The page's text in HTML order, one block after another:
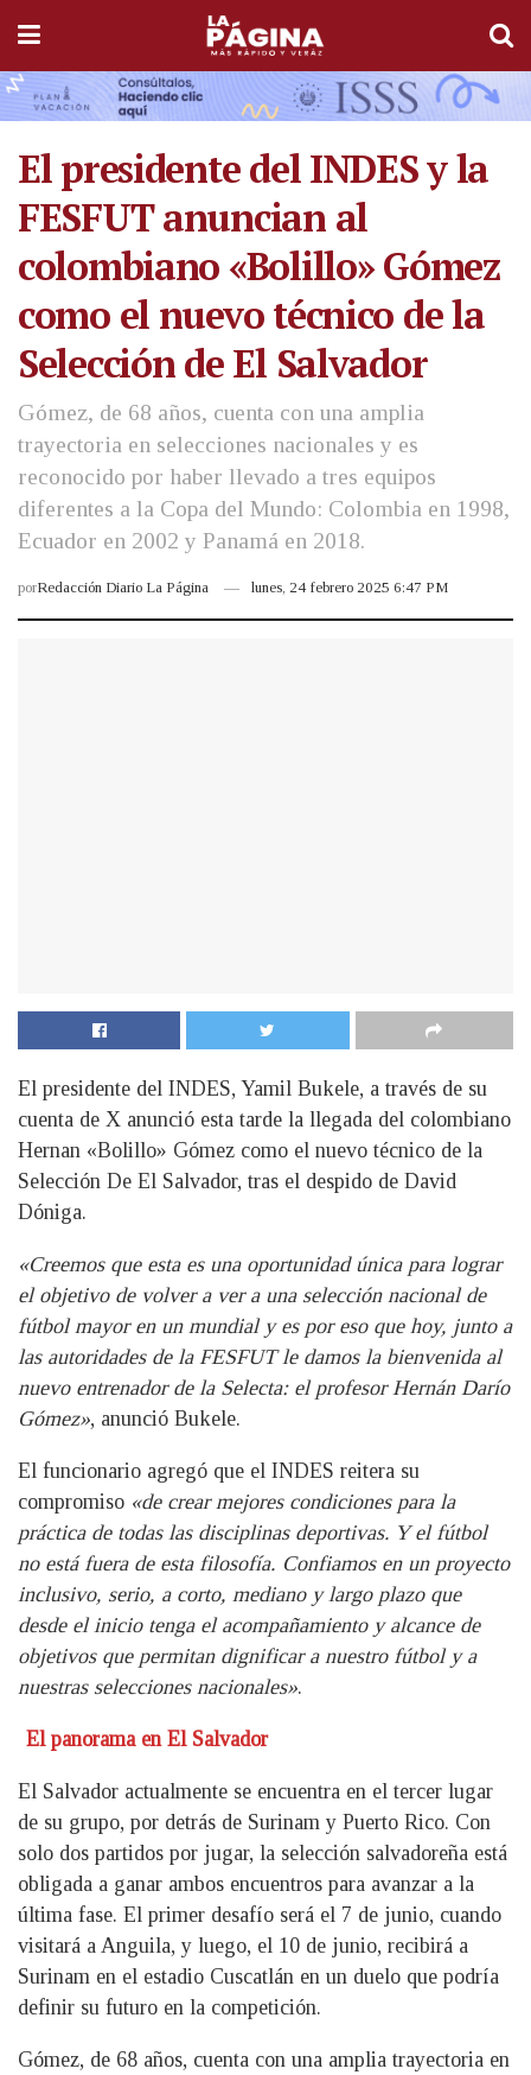
El presidente del INDES y la
FESFUT anuncian al
colombiano «Bolillo» Gómez
como el nuevo técnico de la
Selección de El Salvador
Gómez, de 68 años, cuenta con una amplia
trayectoria en selecciones nacionales y es
reconocido por haber llevado a tres equipos
diferentes a la Copa del Mundo: Colombia en 1998,
Ecuador en 2002 y Panamá en 2018.
porRedacción Diario La Página lunes, 24 febrero 2025 6:47 PM
El presidente del INDES, Yamil Bukele, a través de su
cuenta de X anunció esta tarde la llegada del colombiano
Hernan «Bolillo» Gómez como el nuevo técnico de la
Selección De El Salvador, tras el despido de David
Dóniga.
«Creemos que esta es una oportunidad única para lograr
el objetivo de volver a ver a una selección nacional de
fútbol mayor en un mundial y es por eso que hoy, junto a
las autoridades de la FESFUT le damos la bienvenida al
nuevo entrenador de la Selecta: el profesor Hernán Darío
Gómez», anunció Bukele.
El funcionario agregó que el INDES reitera su
compromiso «de crear mejores condiciones para la
práctica de todas las disciplinas deportivas. Y el fútbol
no está fuera de esta filosofía. Confiamos en un proyecto
inclusivo, serio, a corto, mediano y largo plazo que
desde el inicio tenga el acompañamiento y alcance de
objetivos que permitan dignificar a nuestro fútbol y a
nuestras selecciones nacionales».
El panorama en El Salvador
El Salvador actualmente se encuentra en el tercer lugar
de su grupo, por detrás de Surinam y Puerto Rico. Con
solo dos partidos por jugar, la selección salvadoreña está
obligada a ganar ambos encuentros para avanzar a la
última fase. El primer desafío será el 7 de junio, cuando
visitará a Anguila, y luego, el 10 de junio, recibirá a
Surinam en el estadio Cuscatlán en un duelo que podría
definir su futuro en la competición.
Gómez, de 68 años, cuenta con una amplia trayectoria en